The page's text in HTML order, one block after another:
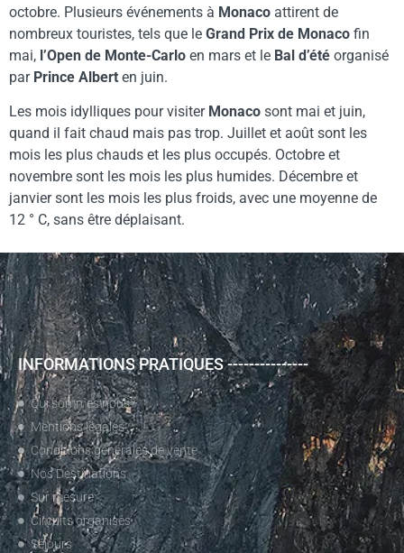
octobre. Plusieurs événements à Monaco attirent de
nombreux touristes, tels que le Grand Prix de Monaco fin
mai, l’Open de Monte-Carlo en mars et le Bal d’été organisé
par Prince Albert en juin.
Les mois idylliques pour visiter Monaco sont mai et juin,
quand il fait chaud mais pas trop. Juillet et août sont les
mois les plus chauds et les plus occupés. Octobre et
novembre sont les mois les plus humides. Décembre et
janvier sont les mois les plus froids, avec une moyenne de
12 ° C, sans être déplaisant.
INFORMATIONS PRATIQUES ---------------
Qui sommes nous?
Mentions légales
Conditions générales de vente
Nos Destinations
Sur mesure
Circuits organisés
Séjours